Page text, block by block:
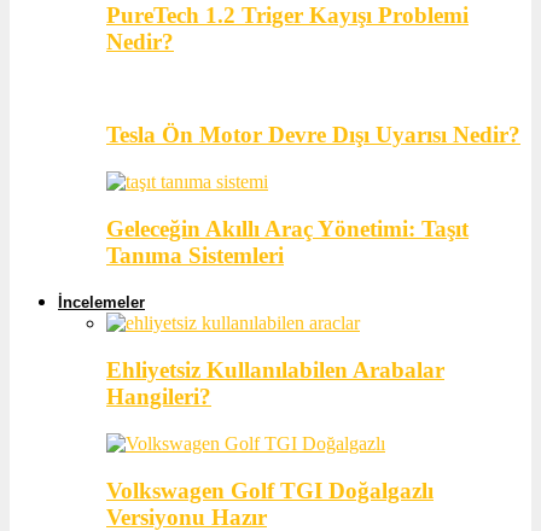
PureTech 1.2 Triger Kayışı Problemi
Nedir?
Tesla Ön Motor Devre Dışı Uyarısı Nedir?
Geleceğin Akıllı Araç Yönetimi: Taşıt
Tanıma Sistemleri
İncelemeler
Ehliyetsiz Kullanılabilen Arabalar
Hangileri?
Volkswagen Golf TGI Doğalgazlı
Versiyonu Hazır